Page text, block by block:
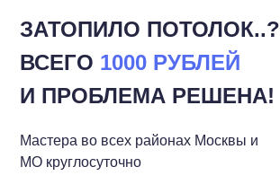
ЗАТОПИЛО ПОТОЛОК..?
ВСЕГО 1000 РУБЛЕЙ
И ПРОБЛЕМА РЕШЕНА!
Мастера во всех районах Москвы и
МО круглосуточно